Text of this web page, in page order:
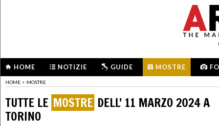
HOME NOTIZIE GUIDE MOSTRE
HOME > MOSTRE
TUTTE LE MOSTRE DELL' 11 MARZO 2024 A
TORINO